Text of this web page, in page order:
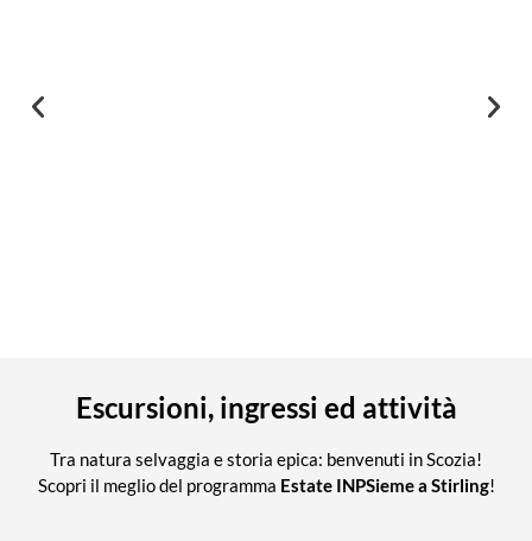
Tra natura selvaggia e storia epica: benvenuti in Scozia!
Scopri il meglio del programma Estate INPSieme a Stirling!
Escursioni, ingressi ed attività